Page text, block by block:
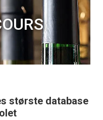
største database